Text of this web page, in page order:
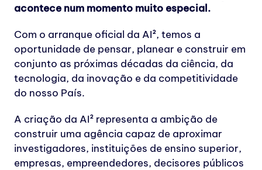
acontece num momento muito especial.
Com o arranque oficial da AI², temos a
oportunidade de pensar, planear e construir em
conjunto as próximas décadas da ciência, da
tecnologia, da inovação e da competitividade
do nosso País.
A criação da AI² representa a ambição de
construir uma agência capaz de aproximar
investigadores, instituições de ensino superior,
empresas, empreendedores, decisores públicos